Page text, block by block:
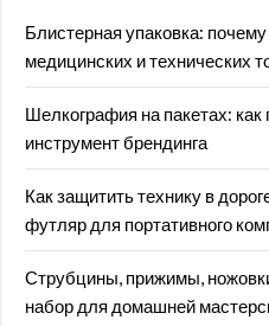
Блистерная упаковка:
медицинских и технических
Шелкография на пакетах: как
инструмент брендинга
Как защитить технику в
футляр для портативного
Струбцины, прижимы,
набор для домашней